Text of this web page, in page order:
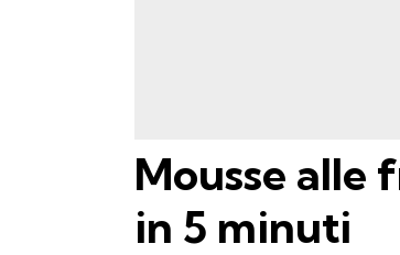
Mousse alle
in 5 minuti